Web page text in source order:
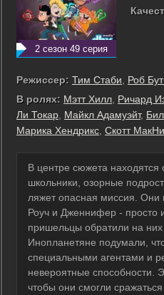
2 сезон 49 серия
Режиссер: Тим Стаби Роб
В ролях: Мэтт Хилл Ричард
Ли Токар Майкл Адамуэйт,
Марика Хендрикс Скотт
В центре сюжета
школьники, озорные
ляжет опасная миссия. Они
Роуч и Дженнифер - просто
пришельцы обратили на них
Инопланетяне подумали,
специальными агентами и
невероятные способности.
чтобы они смогли